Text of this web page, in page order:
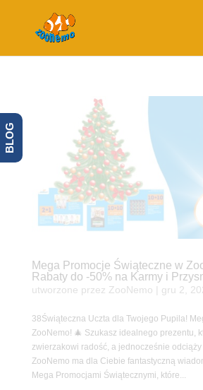
Mega Promocje Świąteczne w
Rabaty do -50% na Karmy i
utworzone przez ZooNemo gru 2,
38Świąteczna Uczta dla Twojego Pupila!
ZooNemo! 🎄 Szukasz idealnego prezentu,
zwierzakowi radość, a jednocześnie odciąży
ZooNemo ma dla Ciebie fantastyczną
Mega Promocjami Świątecznymi, które...
BLOG